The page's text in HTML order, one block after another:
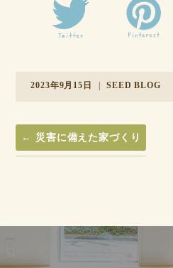
2023年9月15日 | SEED BLOG
← 災害に備えた家づくり